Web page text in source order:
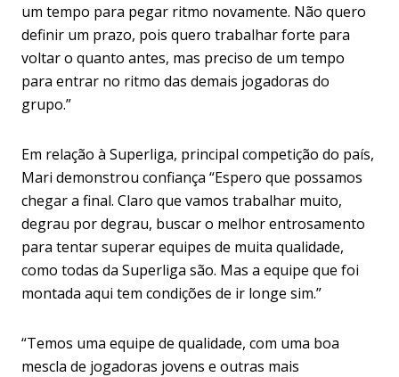
um tempo para pegar ritmo novamente. Não quero
definir um prazo, pois quero trabalhar forte para
voltar o quanto antes, mas preciso de um tempo
para entrar no ritmo das demais jogadoras do
grupo.”
Em relação à Superliga, principal competição do país,
Mari demonstrou confiança “Espero que possamos
chegar a final. Claro que vamos trabalhar muito,
degrau por degrau, buscar o melhor entrosamento
para tentar superar equipes de muita qualidade,
como todas da Superliga são. Mas a equipe que foi
montada aqui tem condições de ir longe sim.”
“Temos uma equipe de qualidade, com uma boa
mescla de jogadoras jovens e outras mais